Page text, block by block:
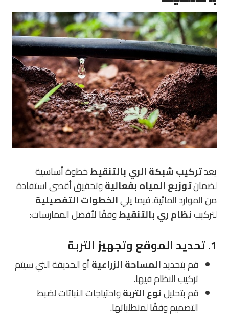
يعدتركيب شبكة الري بالتنقيطخطوة أساسية
لضمانتوزيع المياه بفعاليةوتحقيق أقصى استفادة
من الموارد المائية. فيما يليالخطوات التفصيلية
لتركيبنظام ري بالتنقيطوفقًا لأفضل الممارسات:
1. تحديد الموقع وتجهيز التربة
قم بتحديدالمساحة الزراعيةأو الحديقة التي سيتم
تركيب النظام فيها.
قم بتحليلنوع التربةواحتياجات النباتات لضبط
التصميم وفقًا لمتطلباتها.